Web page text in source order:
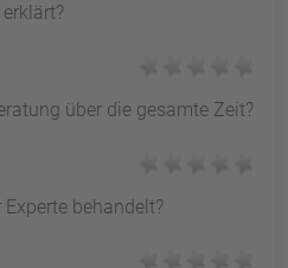
über die gesamte Zeit?
behandelt?